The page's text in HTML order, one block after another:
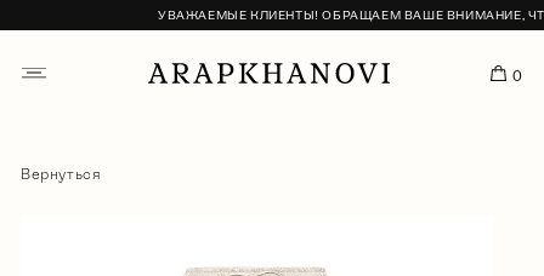
УВАЖАЕМЫЕ КЛИЕНТЫ! ОБРАЩАЕМ ВАШЕ ВНИМАНИЕ,
0
Вернуться